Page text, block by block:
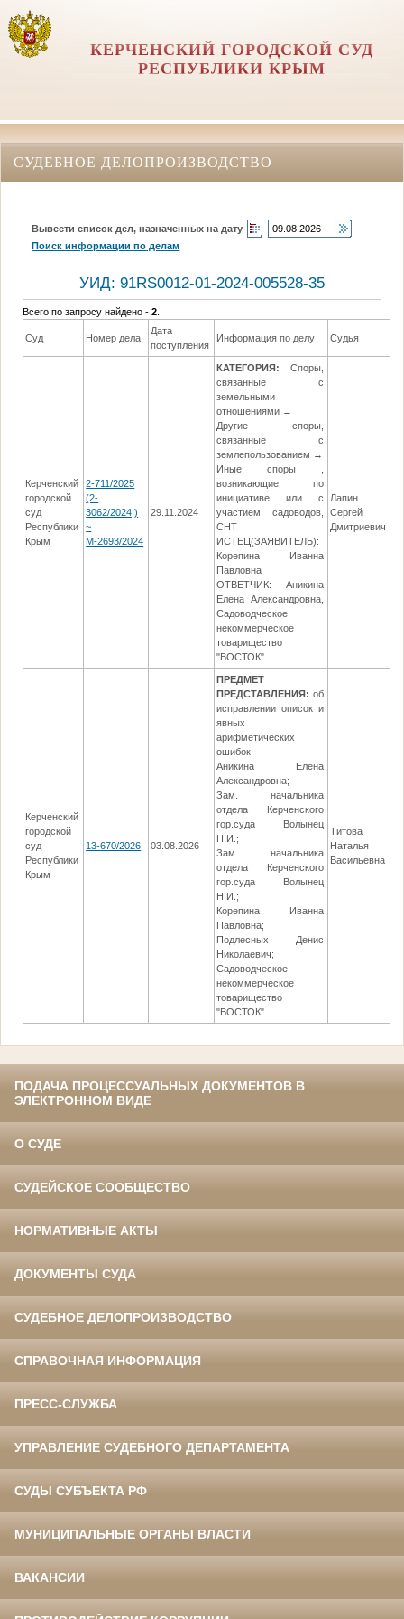
КЕРЧЕНСКИЙ ГОРОДСКОЙ СУД
РЕСПУБЛИКИ КРЫМ
СУДЕБНОЕ ДЕЛОПРОИЗВОДСТВО
Вывести список дел, назначенных на дату
Поиск информации по делам
УИД: 91RS0012-01-2024-005528-35
Всего по запросу найдено -2
Суд Номер дела
Дата
поступления
Информация по делу Судья
Керченский
городской
суд
Республики
Крым
2-711/2025
(2-
3062/2024;)
~
М-2693/2024
29.11.2024
КАТЕГОРИЯ:
Споры,
связанные с
земельными
отношениями →
Другие споры,
связанные с
землепользованием →
Иные споры ,
возникающие по
инициативе или с
участием садоводов,
СНТ
ИСТЕЦ(ЗАЯВИТЕЛЬ):
Корепина Иванна
Павловна
ОТВЕТЧИК: Аникина
Елена Александровна,
Садоводческое
некоммерческое
товарищество
"ВОСТОК"
Лапин
Сергей
Дмитриевич
Керченский
городской
суд
Республики
Крым
13-670/2026 03.08.2026
ПРЕДМЕТ
ПРЕДСТАВЛЕНИЯ: об
исправлении описок и
явных
арифметических
ошибок
Аникина Елена
Александровна;
Зам. начальника
отдела Керченского
гор.суда Волынец
Н.И.;
Зам. начальника
отдела Керченского
гор.суда Волынец
Н.И.;
Корепина Иванна
Павловна;
Подлесных Денис
Николаевич;
Садоводческое
некоммерческое
товарищество
"ВОСТОК"
Титова
Наталья
Васильевна
ПОДАЧА ПРОЦЕССУАЛЬНЫХ ДОКУМЕНТОВ В
ЭЛЕКТРОННОМ ВИДЕ
О СУДЕ
СУДЕЙСКОЕ СООБЩЕСТВО
НОРМАТИВНЫЕ АКТЫ
ДОКУМЕНТЫ СУДА
СУДЕБНОЕ ДЕЛОПРОИЗВОДСТВО
СПРАВОЧНАЯ ИНФОРМАЦИЯ
ПРЕСС-СЛУЖБА
УПРАВЛЕНИЕ СУДЕБНОГО ДЕПАРТАМЕНТА
СУДЫ СУБЪЕКТА РФ
МУНИЦИПАЛЬНЫЕ ОРГАНЫ ВЛАСТИ
ВАКАНСИИ